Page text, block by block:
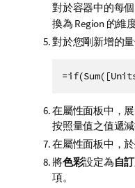
對於容器中的每個
換為 Region 的維
對於您剛新增的
在屬性面板中，
按照量值之值遞減
在屬性面板中，於
將色彩設定為自訂
項。